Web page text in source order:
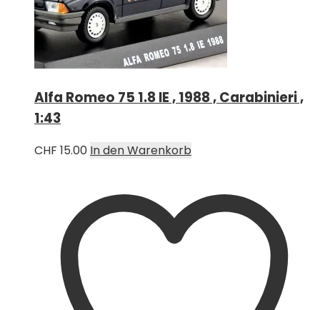
Alfa Romeo 75 1.8 IE , 1988 , Carabinieri ,
1:43
CHF 15.00 In den Warenkorb